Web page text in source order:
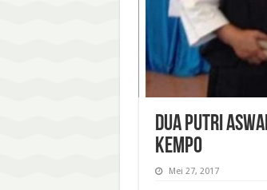
DUA PUTRI
KEMPO
Mei 27, 2017